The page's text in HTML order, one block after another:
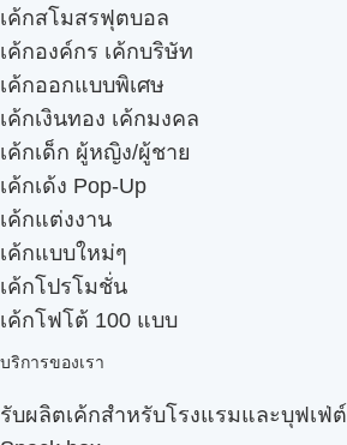
เค้กสโมสรฟุตบอล
เค้กองค์กร เค้กบริษัท
เค้กออกแบบพิเศษ
เค้กเงินทอง เค้กมงคล
เค้กเด็ก ผู้หญิง/ผู้ชาย
เค้กเด้ง Pop-Up
เค้กแต่งงาน
เค้กแบบใหม่ๆ
เค้กโปรโมชั่น
เค้กโฟโต้ 100 แบบ
บริการของเรา
รับผลิตเค้กสำหรับโรงแรมและบุฟเฟ่ต์